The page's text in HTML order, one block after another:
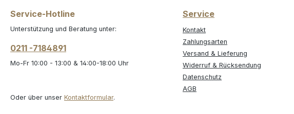
Service-Hotline
Unterstützung und Beratung unter:
0211 -7184891
Mo-Fr 10:00 - 13:00 & 14:00-18:00 Uhr
Oder über unser Kontaktformular.
Service
Kontakt
Zahlungsarten
Versand & Lieferung
Widerruf & Rücksendung
Datenschutz
AGB